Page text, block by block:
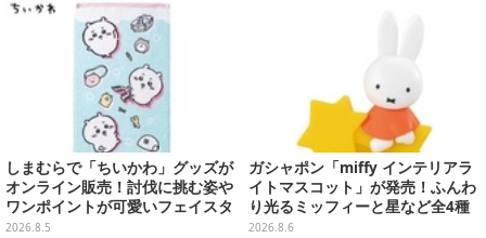
しまむらで「ちいかわ」グッズが
オンライン販売！討伐に挑む姿や
ワンポイントが可愛いフェイスタ
オル、バスマットなど全14種
2026.8.5
ガシャポン「miffy インテリアラ
イトマスコット」が発売！ふんわ
り光るミッフィーと星など全4種
ラインナップ
2026.8.6